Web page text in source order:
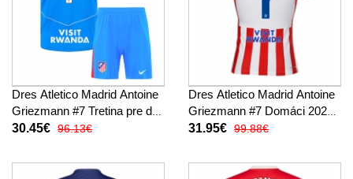
Dres Atletico Madrid Antoine
Griezmann #7 Tretina pre deti
2025-26 Krátky Rukáv (+
30.45€ 96.13€
Dres Atletico Madrid Antoine
Griezmann #7 Domáci 2025-
26 Krátky Rukáv
31.95€ 99.88€